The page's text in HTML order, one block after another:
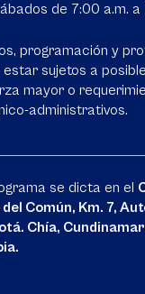
de 7:00 a.m. a
programación y
estar sujetos a
mayor o
administrativos.
se dicta en el
del Común, Km. 7,
Chía,